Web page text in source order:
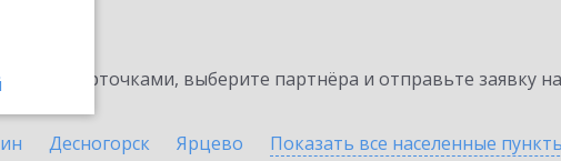
карточками, выберите партнёра и отправьте заявку
Десногорск Ярцево Показать все населенные